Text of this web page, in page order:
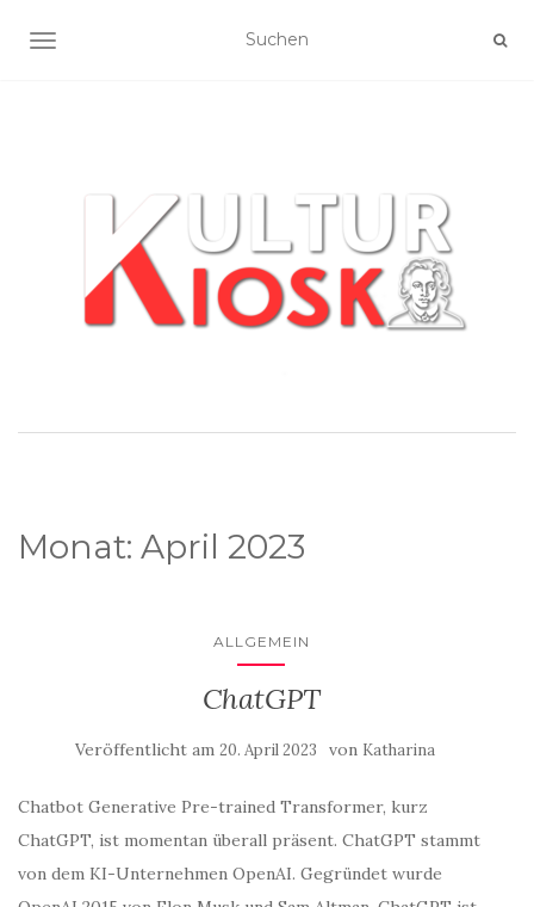
NAVIGATION UMSCHALTEN
Monat: April 2023
ALLGEMEIN
ChatGPT
Veröffentlicht am 20. April 2023 von Katharina
Chatbot Generative Pre-trained Transformer, kurz
ChatGPT, ist momentan überall präsent. ChatGPT stammt
von dem KI-Unternehmen OpenAI. Gegründet wurde